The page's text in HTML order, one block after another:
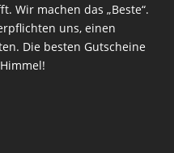
Wir machen das „Beste“.
uns, einen
Die besten Gutscheine